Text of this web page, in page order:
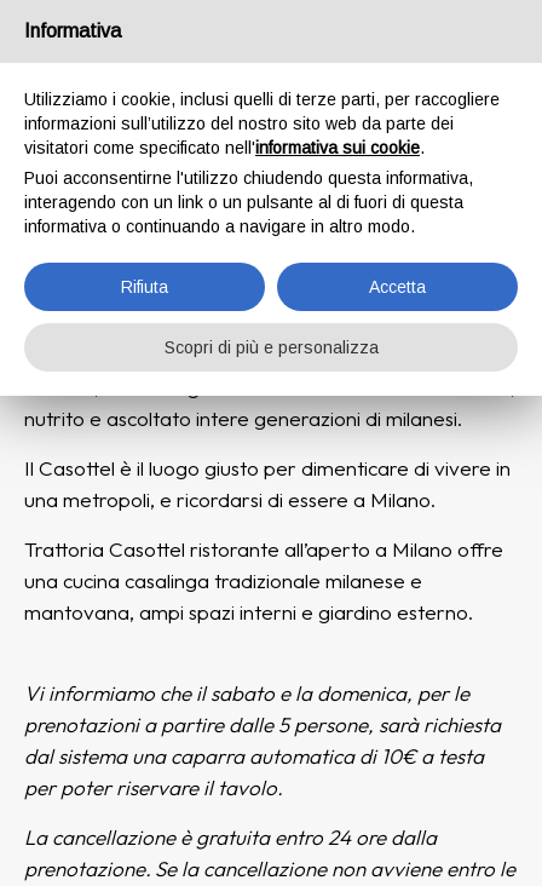
Riserva il tuo posto!
C’è una Milano che non si misura in grattacieli, ma in
Storie come quella della
Trattoria Casottel, che da
circa quarant’anni è un punto di riferimento per la
città: una cascina ottocentesca nel quartiere a Porto
nutrito e ascoltato intere generazioni di milanesi.
Il Casottel è il luogo giusto per dimenticare di vivere in
una metropoli, e ricordarsi di essere a Milano.
Trattoria Casottel ristorante all’aperto a Milano offre
una cucina casalinga tradizionale milanese e
mantovana, ampi spazi interni e giardino esterno.
Vi informiamo che il sabato e la domenica, per le
prenotazioni a partire dalle 5 persone, sarà richiesta
dal sistema una caparra automatica di 10€ a testa
per poter riservare il tavolo.
La cancellazione è gratuita entro 24 ore dalla
prenotazione. Se la cancellazione non avviene entro le
Informativa
Utilizziamo i cookie, inclusi quelli di terze parti, per raccogliere
informazioni sull’utilizzo del nostro sito web da parte dei
visitatori come specificato nell'informativa sui cookie.
Puoi acconsentirne l'utilizzo chiudendo questa informativa,
interagendo con un link o un pulsante al di fuori di questa
informativa o continuando a navigare in altro modo.
Rifiuta Accetta
Scopri di più e personalizza